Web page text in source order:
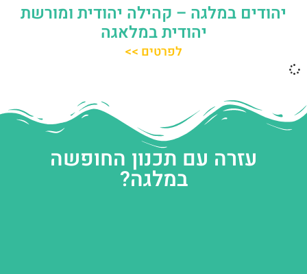
יהודים במלגה – קהילה יהודית ומורשת
יהודית במלאגה
לפרטים >>
עזרה עם תכנון החופשה
במלגה?